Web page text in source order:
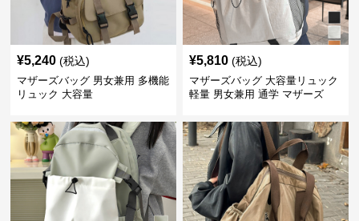
¥5,240 (税込)
マザーズバッグ 男女兼用 多機能
リュック 大容量
¥5,810 (税込)
マザーズバッグ 大容量リュック
軽量 男女兼用 通学 マザーズ